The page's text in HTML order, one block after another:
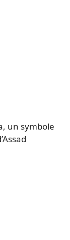
un symbole